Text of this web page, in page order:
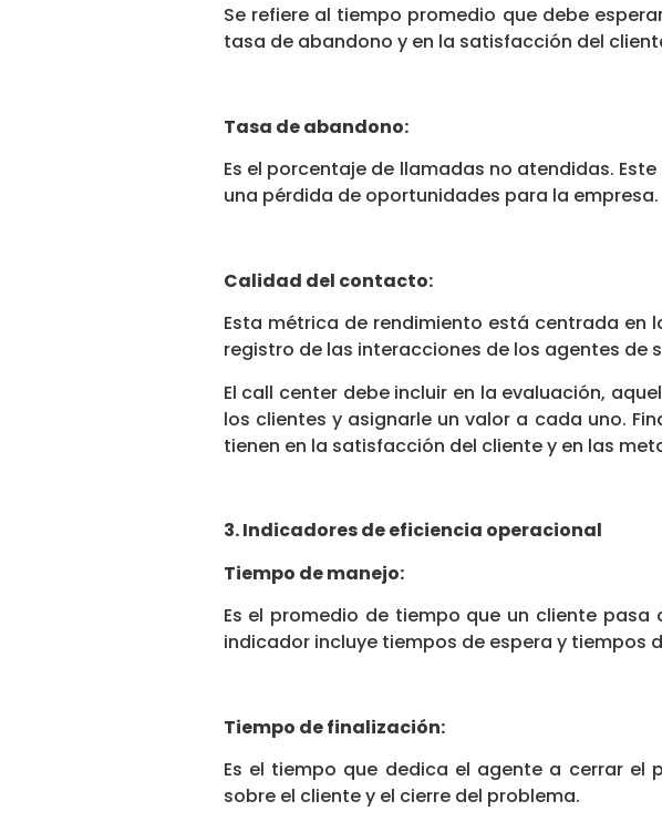
Se refiere al tiempo promedio que debe
tasa de abandono y en la satisfacción del
Tasa de abandono:
Es el porcentaje de llamadas no atendidas.
una pérdida de oportunidades para la empresa.
Calidad del contacto:
Esta métrica de rendimiento está centrada en
registro de las interacciones de los agentes de
El call center debe incluir en la evaluación,
los clientes y asignarle un valor a cada uno.
tienen en la satisfacción del cliente y en las
3. Indicadores de eficiencia operacional
Tiempo de manejo:
Es el promedio de tiempo que un cliente
indicador incluye tiempos de espera y tiempos
Tiempo de finalización:
Es el tiempo que dedica el agente a cerrar el
sobre el cliente y el cierre del problema.